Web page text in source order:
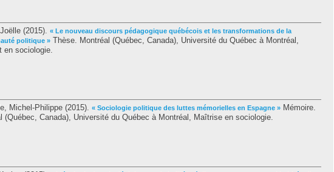
(2015). « Le nouveau discours pédagogique québécois et les transformations de la
politique » Thèse. Montréal (Québec, Canada), Université du Québec à Montréal,
en sociologie.
Michel-Philippe (2015). « Sociologie politique des luttes mémorielles en Espagne » Mémoire.
(Québec, Canada), Université du Québec à Montréal, Maîtrise en sociologie.